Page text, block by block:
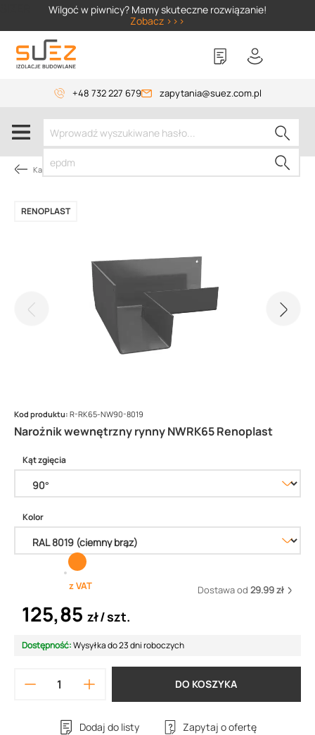
Wilgoć w piwnicy? Mamy skuteczne rozwiązanie!
Zobacz >>>
+48 732 227 679 zapytania@suez.com.pl
Kategorie produktów
Narożnik wewnętrzny rynny NWRK65 Renoplast
RENOPLAST
Kod produktu: R-RK65-NW90-8019
Kąt zgięcia
Kolor
z VAT Dostawa od 29.99 zł
125,85 zł szt.
Dostępność:Wysyłka do 23 dni roboczych
DO KOSZYKA
Dodaj do listy Zapytaj o ofertę